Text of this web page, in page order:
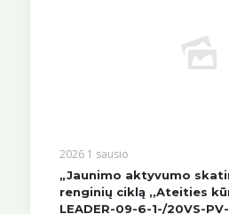
2026 1 sausio
„Jaunimo aktyvumo
renginių ciklą ,,Ateities
LEADER-09-6-1-/20VS-